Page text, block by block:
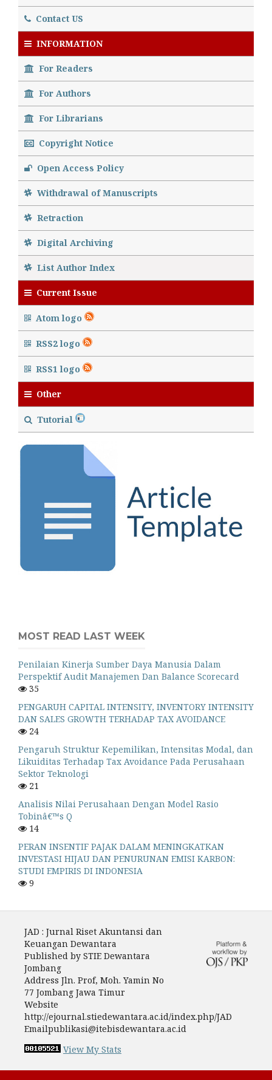
Contact US
INFORMATION
For Readers
For Authors
For Librarians
Copyright Notice
Open Access Policy
Withdrawal of Manuscripts
Retraction
Digital Archiving
List Author Index
Current Issue
Atom logo
RSS2 logo
RSS1 logo
Other
Tutorial
MOST READ LAST WEEK
Penilaian Kinerja Sumber Daya Manusia Dalam
Perspektif Audit Manajemen Dan Balance Scorecard
35
PENGARUH CAPITAL INTENSITY, INVENTORY INTENSITY
DAN SALES GROWTH TERHADAP TAX AVOIDANCE
24
Pengaruh Struktur Kepemilikan, Intensitas Modal, dan
Likuiditas Terhadap Tax Avoidance Pada Perusahaan
Sektor Teknologi
21
Analisis Nilai Perusahaan Dengan Model Rasio
Tobinâ€™s Q
14
PERAN INSENTIF PAJAK DALAM MENINGKATKAN
INVESTASI HIJAU DAN PENURUNAN EMISI KARBON:
STUDI EMPIRIS DI INDONESIA
9
JAD : Jurnal Riset Akuntansi dan
Keuangan Dewantara
Published by STIE Dewantara
Jombang
Address Jln. Prof, Moh. Yamin No
77 Jombang Jawa Timur
Website
http://ejournal.stiedewantara.ac.id/index.php/JAD
Emailpublikasi@itebisdewantara.ac.id
View My Stats